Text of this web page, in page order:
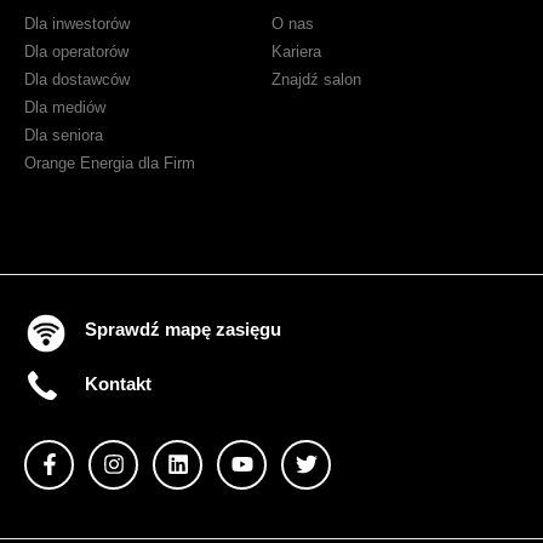
Dla inwestorów
Dla operatorów
Dla dostawców
Dla mediów
Dla seniora
Orange Energia dla Firm
O nas
Kariera
Znajdź salon
Sprawdź mapę zasięgu
Kontakt